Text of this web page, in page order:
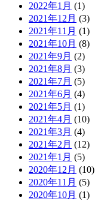
2022年1月 (1)
2021年12月 (3)
2021年11月 (1)
2021年10月 (8)
2021年9月 (2)
2021年8月 (3)
2021年7月 (5)
2021年6月 (4)
2021年5月 (1)
2021年4月 (10)
2021年3月 (4)
2021年2月 (12)
2021年1月 (5)
2020年12月 (10)
2020年11月 (5)
2020年10月 (1)